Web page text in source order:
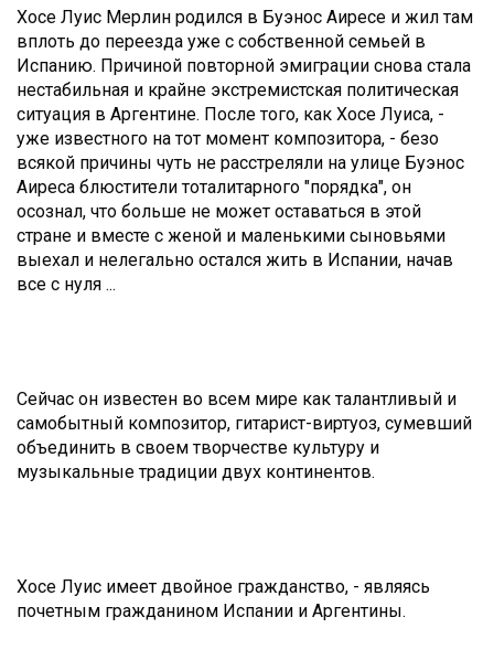
Хосе Луис Мерлин родился в Буэнос Аиресе и жил там
вплоть до переезда уже с собственной семьей в
Испанию. Причиной повторной эмиграции снова стала
нестабильная и крайне экстремистская политическая
ситуация в Аргентине. После того, как Хосе Луиса, -
уже известного на тот момент композитора, - безо
всякой причины чуть не расстреляли на улице Буэнос
Аиреса блюстители тоталитарного "порядка", он
осознал, что больше не может оставаться в этой
стране и вместе с женой и маленькими сыновьями
выехал и нелегально остался жить в Испании, начав
все с нуля ...
Сейчас он известен во всем мире как талантливый и
самобытный композитор, гитарист-виртуоз, сумевший
объединить в своем творчестве культуру и
музыкальные традиции двух континентов.
Хосе Луис имеет двойное гражданство, - являясь
почетным гражданином Испании и Аргентины.